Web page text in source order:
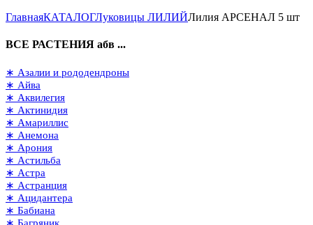
ГлавнаяКАТАЛОГЛуковицы ЛИЛИЙЛилия АРСЕНАЛ 5 шт
ВСЕ РАСТЕНИЯ абв ...
∗ Азалии и рододендроны
∗ Айва
∗ Аквилегия
∗ Актинидия
∗ Амариллис
∗ Анемона
∗ Арония
∗ Астильба
∗ Астра
∗ Астранция
∗ Ацидантера
∗ Бабиана
∗ Багряник